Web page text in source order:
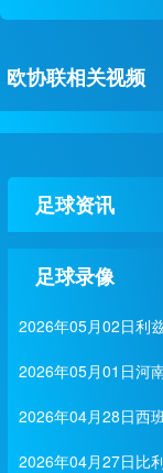
欧协联相关视频
足球资讯
足球录像
2026年05月02日利
2026年05月01日河
2026年04月28日西
2026年04月27日比